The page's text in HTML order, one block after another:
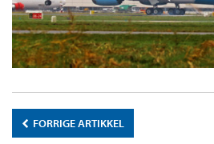
FORRIGE ARTIKKEL